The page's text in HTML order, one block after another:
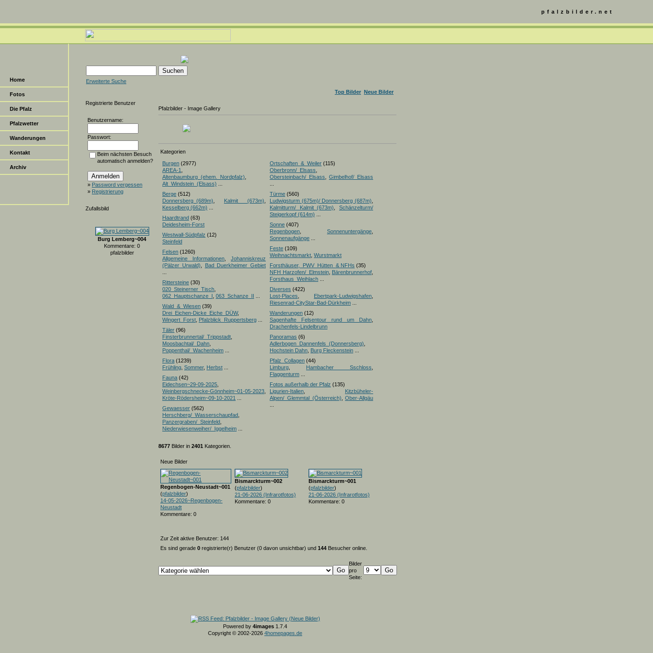
Home
Fotos
Die Pfalz
Pfalzwetter
Wanderungen
Kontakt
Archiv
pfalzbilder.net
Erweiterte Suche
Top Bilder Neue Bilder
Registrierte Benutzer
Benutzername:
Passwort:
Beim nächsten Besuch
automatisch anmelden?
» Password vergessen
» Registrierung
Zufallsbild
Burg Lemberg~004
Kommentare: 0
pfalzbilder
Pfalzbilder - Image Gallery
Kategorien
Burgen (2977)
AREA-1
Altenbaumburg_(ehem._Nordpfalz)
Alt_Windstein_(Elsass)
Berge (512)
Donnersberg_(689m)
Kalmit (673m)
Kesselberg (662m)
Haardtrand (63)
Deidesheim-Forst
Westwall-Südpfalz (12)
Steinfeld
Felsen (1260)
Allgemeine Informationen
Johanniskreuz
(Pälzer Urwald)
Bad Duerkheimer Gebiet
Rittersteine (30)
020_Steinerner_Tisch
062_Hauptschanze_I 063_Schanze_II
Wald_&_Wiesen (39)
Drei_Eichen-Dicke_Eiche_DÜW,
Wingert_Forst Pfalzblick_Ruppertsberg
Täler (96)
Finsterbrunnertal/_Trippstadt
Moosbachtal/_Dahn
Poppenthal/_Wachenheim
Flora (1239)
Frühling Sommer, Herbst
Fauna (42)
Eidechsen~29-09-2025
Weinbergschnecke-Gönnheim~01-05-2023
Kröte-Rödersheim~09-10-2021
Gewaesser (562)
Herschberg/_Wasserschaupfad
Panzergraben/_Steinfeld
Niederwiesenweiher/_Iggelheim
Ortschaften_&_Weiler (115)
Oberbronn/_Elsass
Obersteinbach/_Elsass
Gimbelhof/_Elsass
Türme (560)
Ludwigsturm (675m)/ Donnersberg (687m)
Kalmitturm/ Kalmit_(673m)
Schänzelturm/
Steigerkopf (614m)
Sonne (407)
Regenbogen
Sonnenuntergänge
Sonnenaufgänge
Feste (109)
Weihnachtsmarkt Wurstmarkt
Forsthäuser,_PWV_Hütten_& NFHs (35)
NFH Harzofen/_Elmstein, Bärenbrunnerhof
Forsthaus_Weihlach
Diverses (422)
Lost-Places
Ebertpark-Ludwigshafen
Riesenrad-CityStar-Bad-Dürkheim
Wanderungen (12)
Sagenhafte Felsentour rund um Dahn
Drachenfels-Lindelbrunn
Panoramas (6)
Adlerbogen_Dannenfels_(Donnersberg)
Hochstein Dahn Burg Fleckenstein
Pfalz_Collagen (44)
Limburg
Hambacher Sschloss
Flaggenturm
Fotos außerhalb der Pfalz (135)
Ligurien-Italien
Kitzbüheler-
Alpen/_Glemmtal_(Österreich)
Ober-Allgäu
8677 Bilder in 2401 Kategorien.
Neue Bilder
Regenbogen-Neustadt~001
(pfalzbilder)
14-05-2026~Regenbogen-
Neustadt
Kommentare: 0
Bismarckturm~002
(pfalzbilder)
21-06-2026 (Infrarotfotos)
Kommentare: 0
Bismarckturm~001
(pfalzbilder)
21-06-2026 (Infrarotfotos)
Kommentare: 0
Zur Zeit aktive Benutzer: 144
Es sind gerade 0 registrierte(r) Benutzer (0 davon unsichtbar) und 144 Besucher online.
Bilder
pro
Seite:
Powered by 4images 1.7.4
Copyright © 2002-2026 4homepages.de